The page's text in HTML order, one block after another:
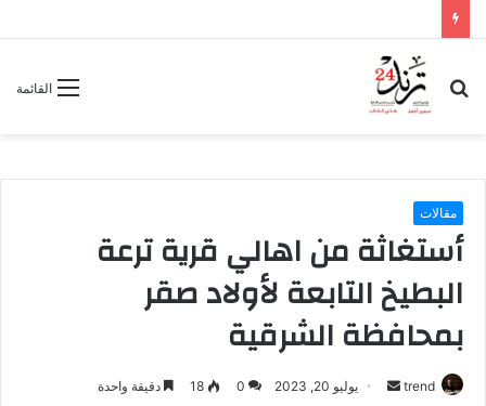
القائمة
بحث
عن
مقالات
أستغاثة من اهالي قرية ترعة
البطيخ التابعة لأولاد صقر
بمحافظة الشرقية
trend يوليو 20, 2023 0
18 دقيقة واحدة